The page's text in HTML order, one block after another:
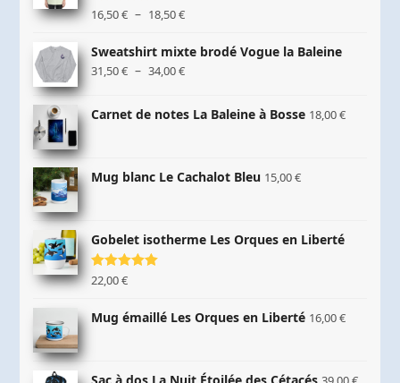
Note 5.00
16,50€ – 18,50€Plage
prix :
16,50 €
18,50 €
Sweatshirt mixte brodé Vogue la Baleine
31,50€ – 34,00€Plage
prix :
Carnet de notes La Baleine à Bosse 18,00€
Mug blanc Le Cachalot Bleu 15,00€
Gobelet isotherme Les Orques en Liberté
Note 5.00
22,00€
Mug émaillé Les Orques en Liberté 16,00€